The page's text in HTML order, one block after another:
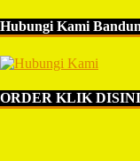
Hubungi Kami
ORDER KLIK DISINI